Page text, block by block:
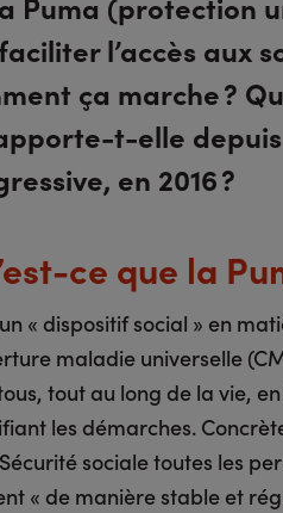
l’accès aux
ça marche ?
t-elle
en 2016 ?
ce que la
un « dispositif social » en
maladie universelle
tout au long de la vie,
les démarches.
sociale toutes les
« de manière stable et